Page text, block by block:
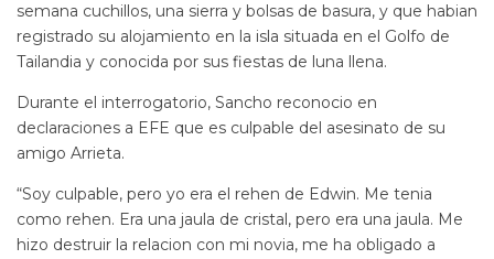
semana cuchillos, una sierra y bolsas de basura, y que habian
registrado su alojamiento en la isla situada en el Golfo de
Tailandia y conocida por sus fiestas de luna llena.
Durante el interrogatorio, Sancho reconocio en
declaraciones a EFE que es culpable del asesinato de su
amigo Arrieta.
“Soy culpable, pero yo era el rehen de Edwin. Me tenia
como rehen. Era una jaula de cristal, pero era una jaula. Me
hizo destruir la relacion con mi novia, me ha obligado a